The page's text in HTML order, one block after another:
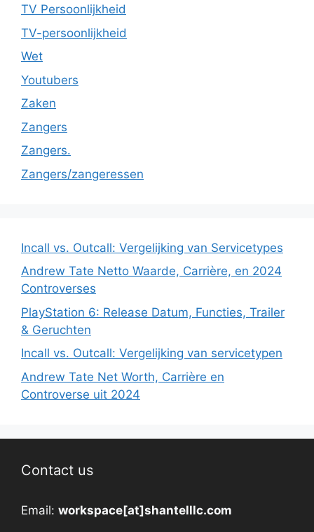
TV Persoonlijkheid
TV-persoonlijkheid
Wet
Youtubers
Zaken
Zangers
Zangers.
Zangers/zangeressen
Incall vs. Outcall: Vergelijking van Servicetypes
Andrew Tate Netto Waarde, Carrière, en 2024
Controverses
PlayStation 6: Release Datum, Functies, Trailer
& Geruchten
Incall vs. Outcall: Vergelijking van servicetypen
Andrew Tate Net Worth, Carrière en
Controverse uit 2024
Contact us
Email: workspace[at]shantelllc.com